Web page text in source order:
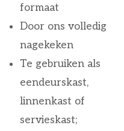
formaat
Door ons volledig
nagekeken
Te gebruiken als
eendeurskast,
linnenkast of
servieskast;